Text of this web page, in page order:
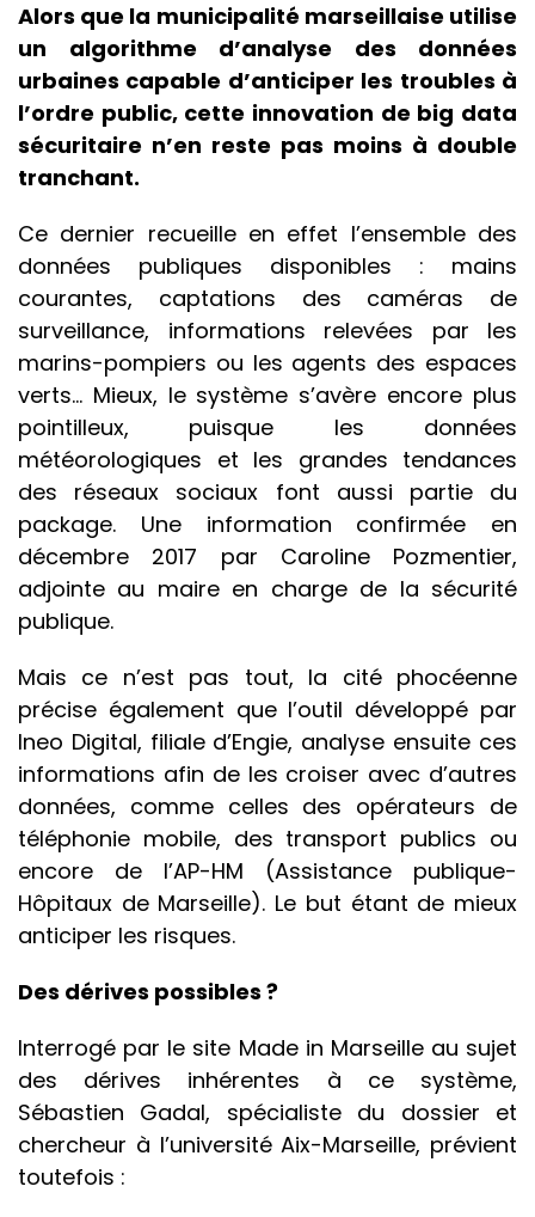
Alors que la municipalité marseillaise utilise
un algorithme d’analyse des données
urbaines capable d’anticiper les troubles à
l’ordre public, cette innovation de big data
sécuritaire n’en reste pas moins à double
tranchant.
Ce dernier recueille en effet l’ensemble des
données publiques disponibles : mains
courantes, captations des caméras de
surveillance, informations relevées par les
marins-pompiers ou les agents des espaces
verts… Mieux, le système s’avère encore plus
pointilleux, puisque les données
météorologiques et les grandes tendances
des réseaux sociaux font aussi partie du
package. Une information confirmée en
décembre 2017 par Caroline Pozmentier,
adjointe au maire en charge de la sécurité
publique.
Mais ce n’est pas tout, la cité phocéenne
précise également que l’outil développé par
Ineo Digital, filiale d’Engie, analyse ensuite ces
informations afin de les croiser avec d’autres
données, comme celles des opérateurs de
téléphonie mobile, des transport publics ou
encore de l’AP-HM (Assistance publique-
Hôpitaux de Marseille). Le but étant de mieux
anticiper les risques.
Des dérives possibles ?
Interrogé par le site Made in Marseille au sujet
des dérives inhérentes à ce système,
Sébastien Gadal, spécialiste du dossier et
chercheur à l’université Aix-Marseille, prévient
toutefois :